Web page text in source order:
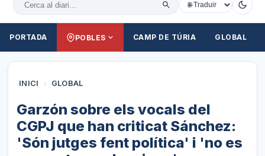
Cercar al diari
PORTADA POBLES CAMP DE TÚRIA GLOBAL
INICI › GLOBAL
Garzón sobre els vocals del
CGPJ que han criticat Sánchez:
'Són jutges fent política' i 'no es